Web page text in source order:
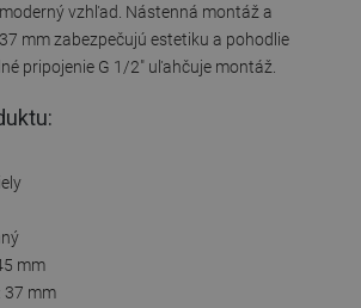
vzhľad. Nástenná montáž a
mm zabezpečujú estetiku a pohodlie
pripojenie G 1/2" uľahčuje montáž.
mm
37 mm